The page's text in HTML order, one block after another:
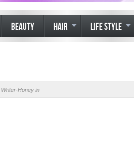
BEAUTY HAIR LIFE STYLE
Honey in